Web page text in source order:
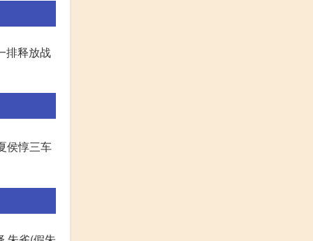
排释放战
侯惇三车